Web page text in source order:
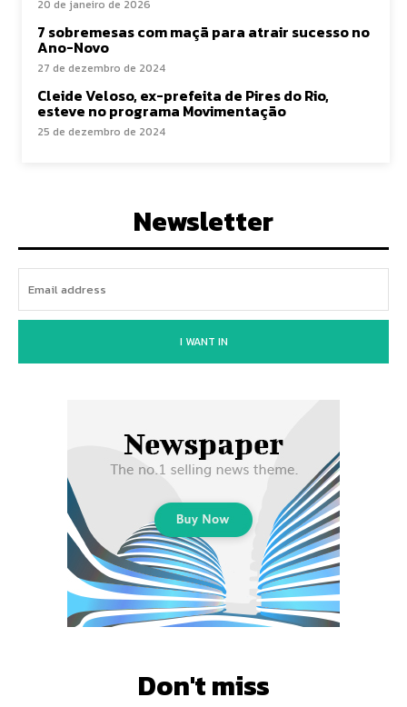
20 de janeiro de 2026
7 sobremesas com maçã para atrair sucesso no
Ano-Novo
27 de dezembro de 2024
Cleide Veloso, ex-prefeita de Pires do Rio,
esteve no programa Movimentação
25 de dezembro de 2024
Newsletter
I WANT IN
Don't miss